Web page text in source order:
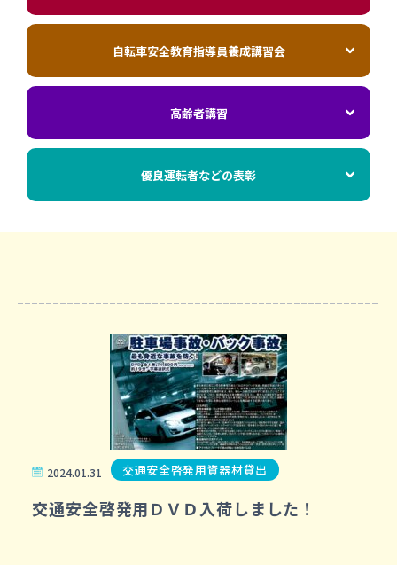
自転車安全教育指導員養成講習会
高齢者講習
優良運転者などの表彰
2024.01.31 交通安全啓発用資器材貸出
交通安全啓発用ＤＶＤ入荷しました！